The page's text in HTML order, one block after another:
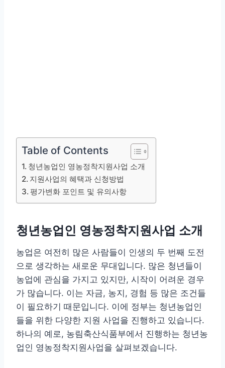
Table of Contents
청년농업인 영농정착지원사업 소개
지원사업의 혜택과 신청방법
평가변화 포인트 및 유의사항
청년농업인 영농정착지원사업 소개
농업은 여전히 많은 사람들이 인생의 두 번째 도전
으로 생각하는 새로운 무대입니다. 많은 청년들이
농업에 관심을 가지고 있지만, 시작이 어려운 경우
가 많습니다. 이는 자금, 농지, 경험 등 많은 조건들
이 필요하기 때문입니다. 이에 정부는 청년농업인
들을 위한 다양한 지원 사업을 진행하고 있습니다.
하나의 예로, 농림축산식품부에서 진행하는 청년농
업인 영농정착지원사업을 살펴보겠습니다.